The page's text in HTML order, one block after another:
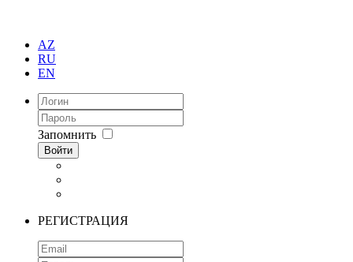
AZ
RU
EN
Запомнить
Войти
РЕГИСТРАЦИЯ